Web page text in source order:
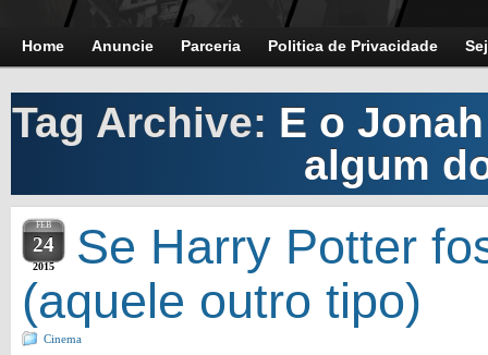
Home Anuncie Parceria Politica de Privacidade
Tag Archive: E o
algum
FEB
24
2015
Se Harry Potter
(aquele outro tipo)
Cinema